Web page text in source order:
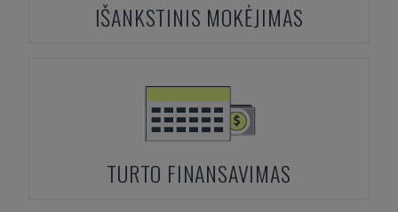
IŠANKSTINIS MOKĖJIMAS
TURTO FINANSAVIMAS